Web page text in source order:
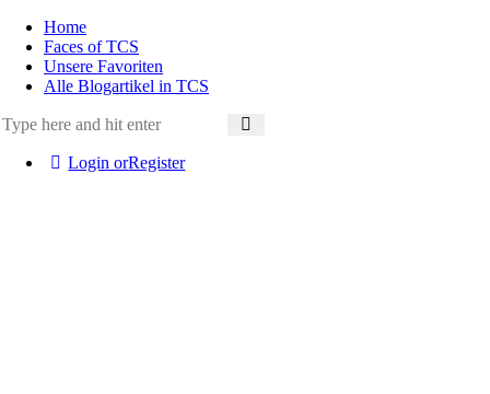
Home
Faces of TCS
Unsere Favoriten
Alle Blogartikel in TCS
Login orRegister